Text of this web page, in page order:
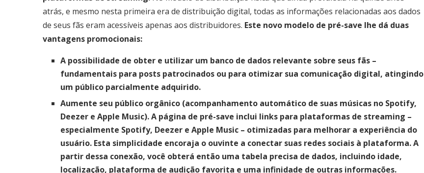
atrás, e mesmo nesta primeira era de distribuição digital, todas as informações relacionadas aos dados
de seus fãs eram acessíveis apenas aos distribuidores. Este novo modelo de pré-save lhe dá duas
vantagens promocionais:
A possibilidade de obter e utilizar um banco de dados relevante sobre seus fãs –
fundamentais para posts patrocinados ou para otimizar sua comunicação digital, atingindo
um público parcialmente adquirido.
Aumente seu público orgânico (acompanhamento automático de suas músicas no Spotify,
Deezer e Apple Music). A página de pré-save inclui links para plataformas de streaming –
especialmente Spotify, Deezer e Apple Music – otimizadas para melhorar a experiência do
usuário. Esta simplicidade encoraja o ouvinte a conectar suas redes sociais à plataforma. A
partir dessa conexão, você obterá então uma tabela precisa de dados, incluindo idade,
localização, plataforma de audição favorita e uma infinidade de outras informações.